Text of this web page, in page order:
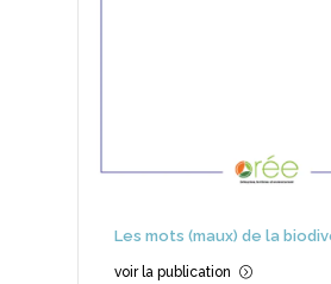
Les mots (maux) de la
voir la publication =